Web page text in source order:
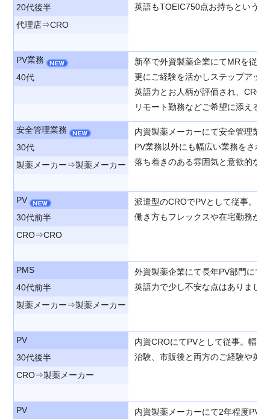
英語もTOEIC750点お持ちという
20代後半
代理店⇒CRO
PV業務
新卒で外資製薬企業にてMRを従
更にご経験を活かしステップアッ
英語力とお人柄が評価され、CRO
リモート勤務などご希望に添える
40代
安全管理業務
内資製薬メーカーにて安全管理業
PV業務以外にも幅広い業務をされ
落ち着きのある雰囲気と意欲的な
30代
製薬メーカー⇒製薬メーカー
PV
派遣型のCROでPVとして従事。
働き方もフレックスや在宅勤務が
30代前半
CRO⇒CRO
PMS
外資製薬企業にて長年PV部門にて
英語力で少し不安な点はありまし
40代前半
製薬メーカー⇒製薬メーカー
PV
内資CROにてPVとして従事。幅
治験、市販後と両方のご経験や英
30代後半
CRO⇒製薬メーカー
PV
内資製薬メーカーにて2年程度PV